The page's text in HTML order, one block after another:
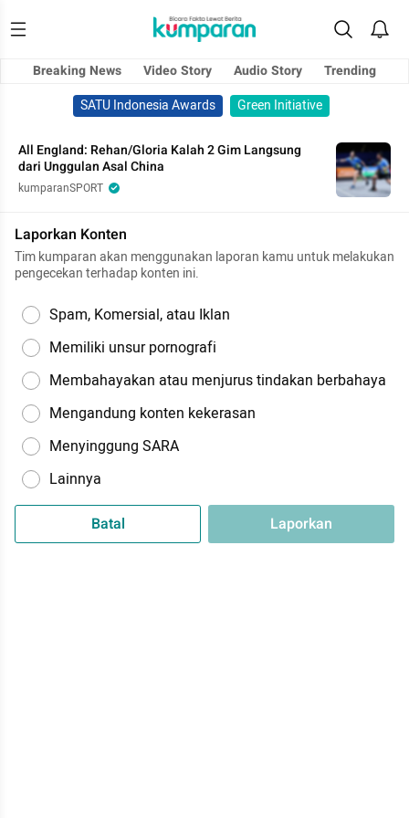
Breaking News Video Story Audio Story
Trending
SATU Indonesia Awards
Green Initiative
All England: Rehan/Gloria Kalah 2 Gim Langsung
dari Unggulan Asal China
kumparanSPORT
Laporkan Konten
Tim kumparan akan menggunakan laporan kamu untuk melakukan
pengecekan terhadap konten ini.
Spam, Komersial, atau Iklan
Memiliki unsur pornografi
Membahayakan atau menjurus tindakan berbahaya
Mengandung konten kekerasan
Menyinggung SARA
Lainnya
Batal Laporkan